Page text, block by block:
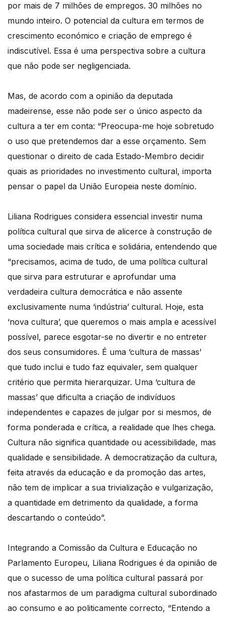
por mais de 7 milhões de empregos. 30 milhões no
mundo inteiro. O potencial da cultura em termos de
crescimento económico e criação de emprego é
indiscutível. Essa é uma perspectiva sobre a cultura
que não pode ser negligenciada.
Mas, de acordo com a opinião da deputada
madeirense, esse não pode ser o único aspecto da
cultura a ter em conta: “Preocupa-me hoje sobretudo
o uso que pretendemos dar a esse orçamento. Sem
questionar o direito de cada Estado-Membro decidir
quais as prioridades no investimento cultural, importa
pensar o papel da União Europeia neste domínio.
Liliana Rodrigues considera essencial investir numa
política cultural que sirva de alicerce à construção de
uma sociedade mais crítica e solidária, entendendo que
“precisamos, acima de tudo, de uma política cultural
que sirva para estruturar e aprofundar uma
verdadeira cultura democrática e não assente
exclusivamente numa ‘indústria’ cultural. Hoje, esta
‘nova cultura’, que queremos o mais ampla e acessível
possível, parece esgotar-se no divertir e no entreter
dos seus consumidores. É uma ‘cultura de massas’
que tudo inclui e tudo faz equivaler, sem qualquer
critério que permita hierarquizar. Uma ‘cultura de
massas’ que dificulta a criação de indivíduos
independentes e capazes de julgar por si mesmos, de
forma ponderada e crítica, a realidade que lhes chega.
Cultura não significa quantidade ou acessibilidade, mas
qualidade e sensibilidade. A democratização da cultura,
feita através da educação e da promoção das artes,
não tem de implicar a sua trivialização e vulgarização,
a quantidade em detrimento da qualidade, a forma
descartando o conteúdo”.
Integrando a Comissão da Cultura e Educação no
Parlamento Europeu, Liliana Rodrigues é da opinião de
que o sucesso de uma política cultural passará por
nos afastarmos de um paradigma cultural subordinado
ao consumo e ao politicamente correcto, “Entendo a